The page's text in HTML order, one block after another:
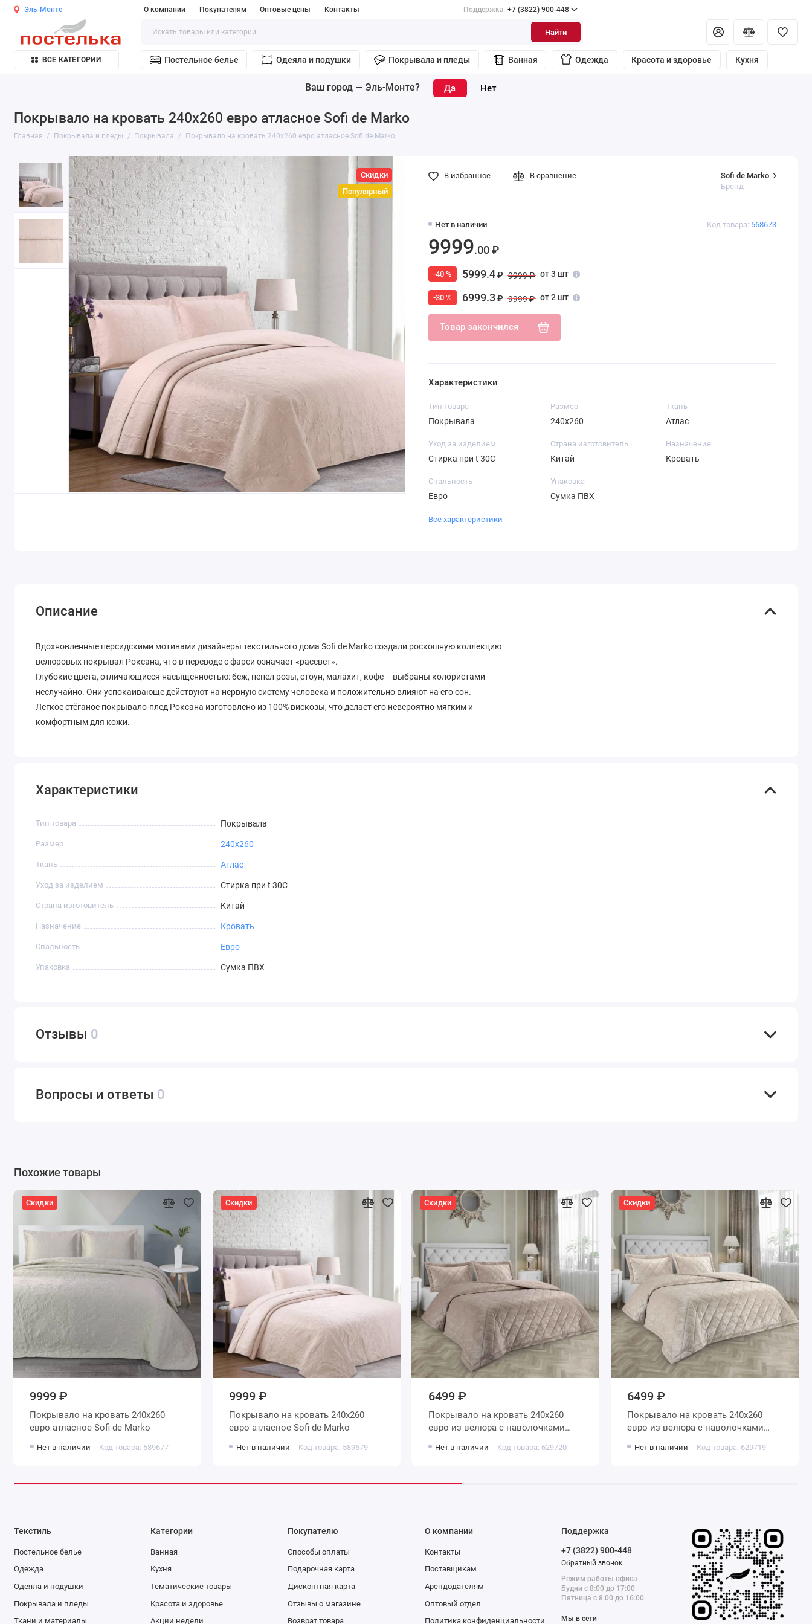
Эль-Монте О компании Покупателям Оптовые цены Контакты Поддержка +7 (3822) 900-448
Найти
ВСЕ КАТЕГОРИИ Постельное белье Одеяла и подушки Покрывала и пледы Ванная Одежда Красота и здоровье Кухня
Ваш город — Эль-Монте?
Покрывало на кровать 240х260 евро атласное Sofi de Marko
Главная Покрывала и пледы Покрывала Покрывало на кровать 240х260 евро атласное Sofi de Marko
Скидки
Популярный
Код товара: 568673
Sofi de Marko
Бренд
Нет в наличии
9999.00 ₽
-40 % 5999.4₽ 9999 ₽ от 3 шт
-30 % 6999.3₽ 9999 ₽ от 2 шт
Товар закончился
В избранное В сравнение
Характеристики
Тип товара
Покрывала
Размер
240х260
Ткань
Атлас
Уход за изделием
Стирка при t 30С
Страна изготовитель
Китай
Назначение
Кровать
Спальность
Евро
Упаковка
Сумка ПВХ
Все характеристики
Описание
Вдохновленные персидскими мотивами дизайнеры текстильного дома Sofi de Marko создали роскошную коллекцию
велюровых покрывал Роксана, что в переводе с фарси означает «рассвет».
Глубокие цвета, отличающиеся насыщенностью: беж, пепел розы, стоун, малахит, кофе – выбраны колористами
неслучайно. Они успокаивающе действуют на нервную систему человека и положительно влияют на его сон.
Легкое стёганое покрывало-плед Роксана изготовлено из 100% вискозы, что делает его невероятно мягким и
комфортным для кожи.
Характеристики
Тип товара Покрывала
Размер 240х260
Ткань Атлас
Уход за изделием Стирка при t 30С
Страна изготовитель Китай
Назначение Кровать
Спальность Евро
Упаковка Сумка ПВХ
Отзывы 0
Вопросы и ответы 0
Похожие товары
Скидки
9999 ₽
Покрывало на кровать 240х260
евро атласное Sofi de Marko
Нет в наличии Код товара: 589677
Скидки
9999 ₽
Покрывало на кровать 240х260
евро атласное Sofi de Marko
Нет в наличии Код товара: 589679
Скидки
6499 ₽
Покрывало на кровать 240х260
евро из велюра с наволочками
50х70 2 шт Marianna
Нет в наличии Код товара: 629720
Скидки
6499 ₽
Покрывало на кровать 240х260
евро из велюра с наволочками
50х70 2 шт Marianna
Нет в наличии Код товара: 629719
Текстиль
Постельное белье
Одежда
Одеяла и подушки
Покрывала и пледы
Ткани и материалы
Категории
Ванная
Кухня
Тематические товары
Красота и здоровье
Акции недели
Покупателю
Способы оплаты
Подарочная карта
Дисконтная карта
Отзывы о магазине
Возврат товара
О компании
Контакты
Поставщикам
Арендодателям
Оптовый отдел
Политика конфиденциальности
Поддержка
+7 (3822) 900-448
Обратный звонок
Режим работы офиса
Будни с 8:00 до 17:00
Пятница с 8:00 до 16:00
Мы в сети